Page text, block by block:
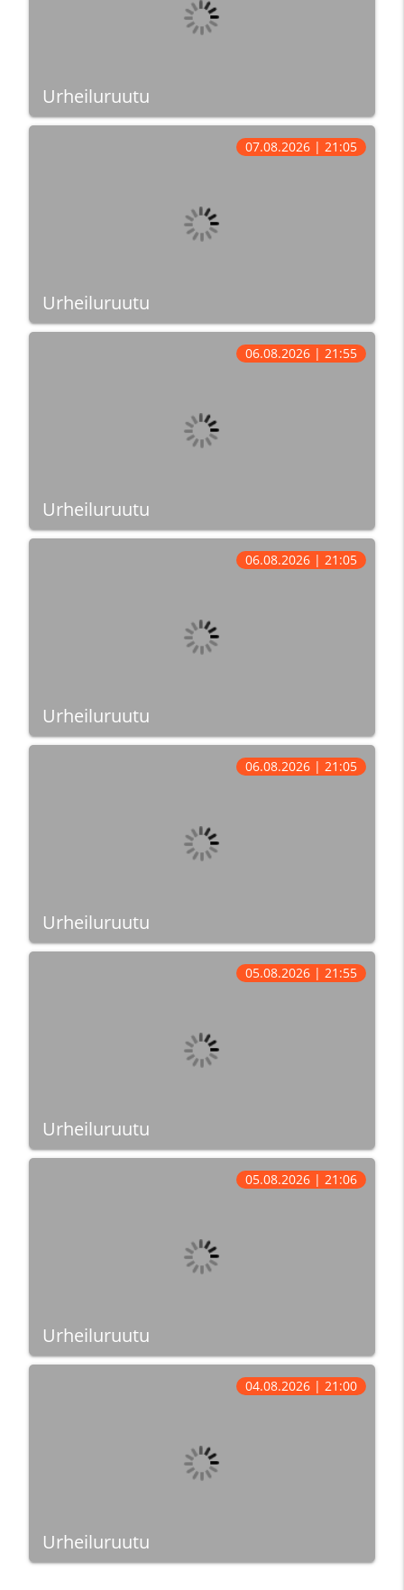
Urheiluruutu
Urheiluruutu
07.08.2026 | 21:05
Urheiluruutu
06.08.2026 | 21:55
Urheiluruutu
06.08.2026 | 21:05
Urheiluruutu
06.08.2026 | 21:05
Urheiluruutu
05.08.2026 | 21:55
Urheiluruutu
05.08.2026 | 21:06
Urheiluruutu
04.08.2026 | 21:00